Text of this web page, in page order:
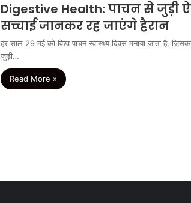
Digestive Health: पाचन से जुड़ी
सच्चाई जानकर रह जाएंगे हैरान
हर साल 29 मई को विश्व पाचन स्वास्थ्य दिवस मनाया जाता है,
जुड़ी…
Read More »